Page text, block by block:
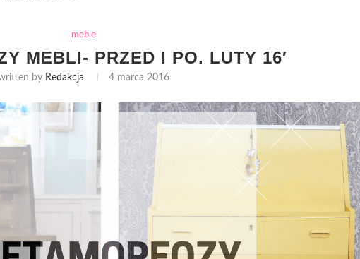
meble
MEBLI- PRZED I PO. LUTY 16′
by Redakcja 4 marca 2016